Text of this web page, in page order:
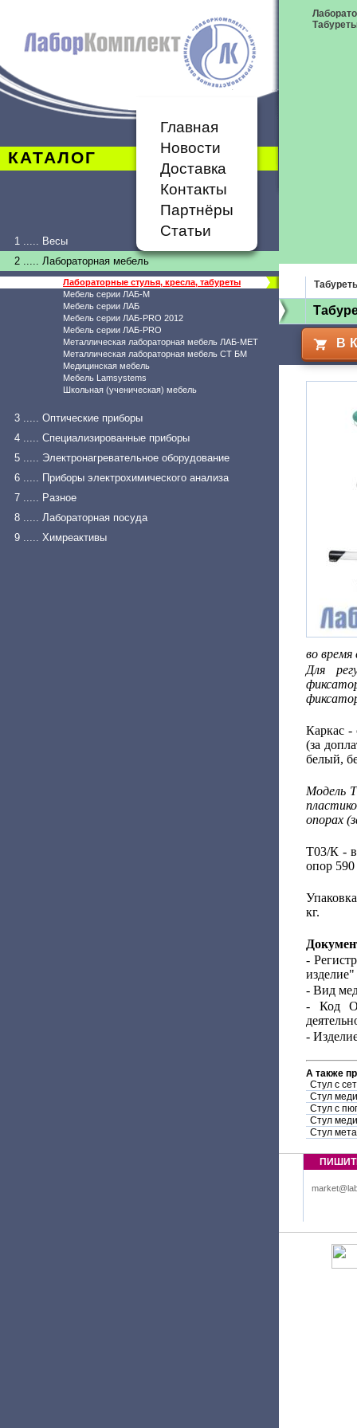
КАТАЛОГ
Главная
Новости
Доставка
Контакты
Партнёры
Статьи
1 ..... Весы
2 ..... Лабораторная мебель
Лабораторные стулья, кресла, табуреты
Мебель серии ЛАБ-М
Мебель серии ЛАБ
Мебель серии ЛАБ-PRO 2012
Мебель серии ЛАБ-PRO
Металлическая лабораторная мебель ЛАБ-МЕТ
Металлическая лабораторная мебель СТ БМ
Медицинская мебель
Мебель Lamsystems
Школьная (ученическая) мебель
3 ..... Оптические приборы
4 ..... Специализированные приборы
5 ..... Электронагревательное оборудование
6 ..... Приборы электрохимического анализа
7 ..... Разное
8 ..... Лабораторная посуда
9 ..... Химреактивы
В
во
Для
Каркас -
(за
белый,
Модель
опорах
Т03/К -
опор
кг.
-
- Вид
- Код
-
А также
Стул с
Стул
Стул с
Стул
Стул